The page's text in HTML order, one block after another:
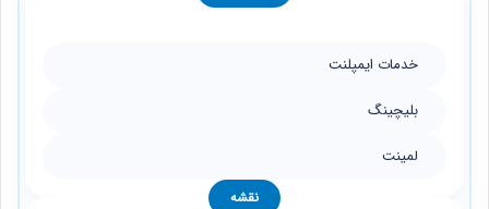
خدمات ایمپلنت
بلیچینگ
لمینت
نقشه